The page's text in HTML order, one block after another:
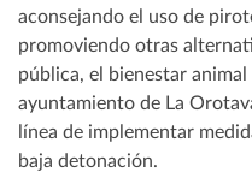
aconsejando el uso de
promoviendo otras
pública, el bienestar
ayuntamiento de La
línea de implementar
baja detonación.